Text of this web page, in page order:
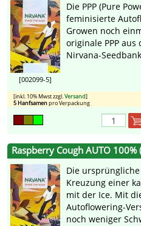
[002099-5]
Die PPP (Pure
feminisierte
Growen noch
originale PPP
Nirvana-
[inkl. 10% Mwst zzgl.Versand]
5 Hanfsamenpro Verpackung
Raspberry Cough AUTO 100%
Die
Kreuzung einer
mit der Ice. Mit
Autoflowering-
noch weniger